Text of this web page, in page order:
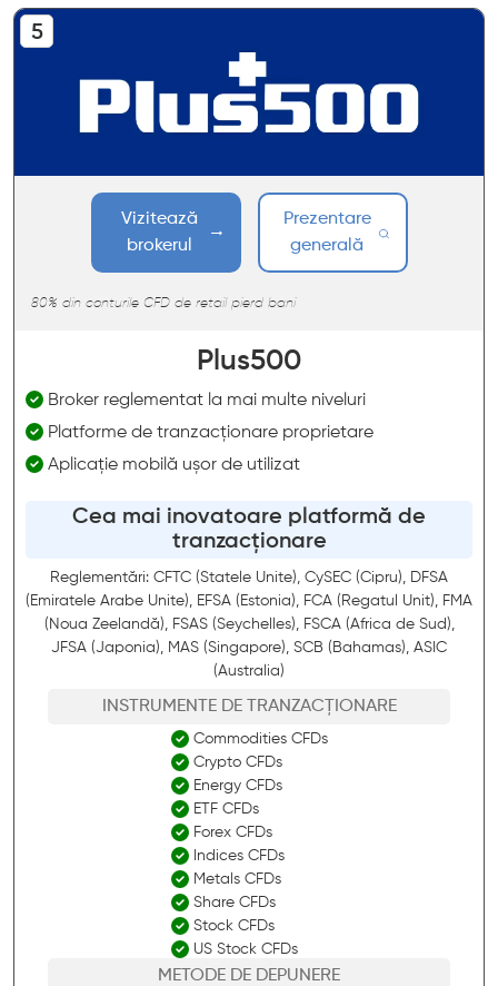
Vizitează
brokerul
Prezentare
generală
80% din conturile CFD de retail pierd bani
Plus500
Broker reglementat la mai multe niveluri
Platforme de tranzacționare proprietare
Aplicație mobilă ușor de utilizat
Cea mai inovatoare platformă de
tranzacționare
Reglementări: CFTC (Statele Unite), CySEC (Cipru), DFSA
(Emiratele Arabe Unite), EFSA (Estonia), FCA (Regatul Unit), FMA
(Noua Zeelandă), FSAS (Seychelles), FSCA (Africa de Sud),
JFSA (Japonia), MAS (Singapore), SCB (Bahamas), ASIC
(Australia)
INSTRUMENTE DE TRANZACȚIONARE
Commodities CFDs
Crypto CFDs
Energy CFDs
ETF CFDs
Forex CFDs
Indices CFDs
Metals CFDs
Share CFDs
Stock CFDs
US Stock CFDs
METODE DE DEPUNERE